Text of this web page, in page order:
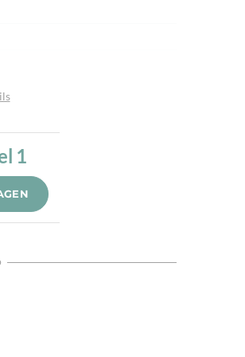
Hand geknüpft, Traditionelle
1